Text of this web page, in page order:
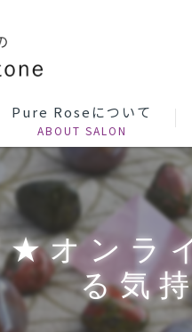
Pure Roseについて
★オンラ
る気